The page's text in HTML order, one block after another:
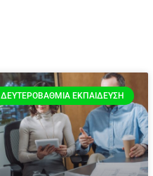
ΔΕΥΤΕΡΟΒΆΘΜΙΑ ΕΚΠΑΊΔΕΥΣΗ